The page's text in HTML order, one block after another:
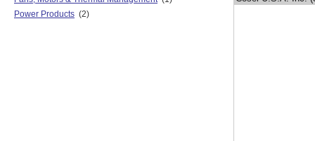
Power Products (2)